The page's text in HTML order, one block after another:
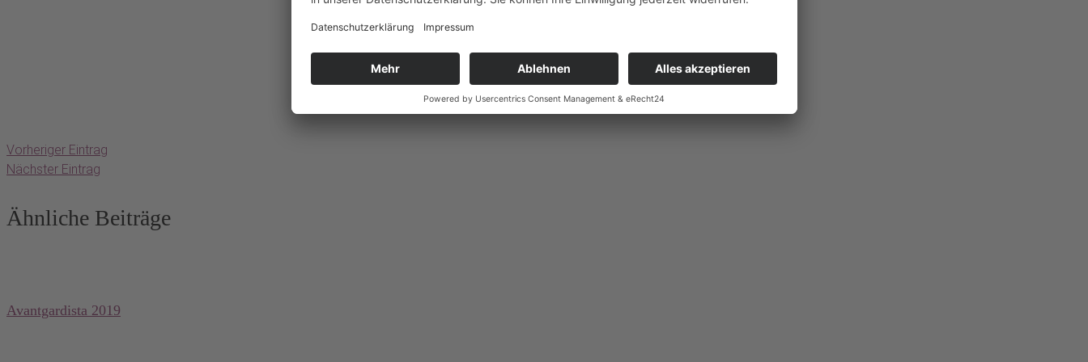
Vorheriger Eintrag
Nächster Eintrag
Ähnliche Beiträge
Avantgardista 2019